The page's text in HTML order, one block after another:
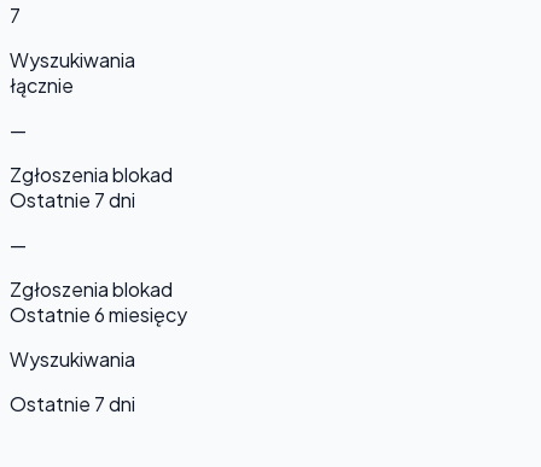
7
Wyszukiwania
łącznie
—
Zgłoszenia blokad
Ostatnie 7 dni
—
Zgłoszenia blokad
Ostatnie 6 miesięcy
Wyszukiwania
Ostatnie 7 dni